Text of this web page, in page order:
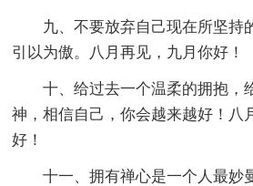
九、不要放弃自己现在所坚持
引以为傲。八月再见，九月你好！
十、给过去一个温柔的拥抱，
神，相信自己，你会越来越好！八
好！
十一、拥有禅心是一个人最妙